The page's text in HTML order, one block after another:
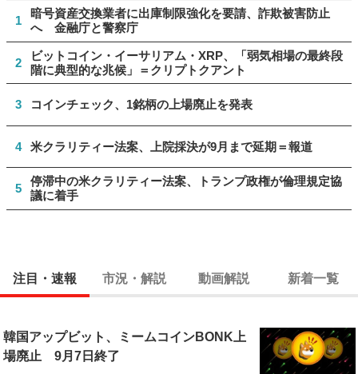
1
暗号資産交換業者に出庫制限強化を要請、詐欺被害防止
へ 金融庁と警察庁
2
ビットコイン・イーサリアム・XRP、「弱気相場の最終段
階に典型的な兆候」＝クリプトクアント
3 コインチェック、1銘柄の上場廃止を発表
4 米クラリティー法案、上院採決が9月まで延期＝報道
5
停滞中の米クラリティー法案、トランプ政権が倫理規定協
議に着手
注目・速報 市況・解説 動画解説 新着一覧
韓国アップビット、ミームコインBONK上
場廃止 9月7日終了